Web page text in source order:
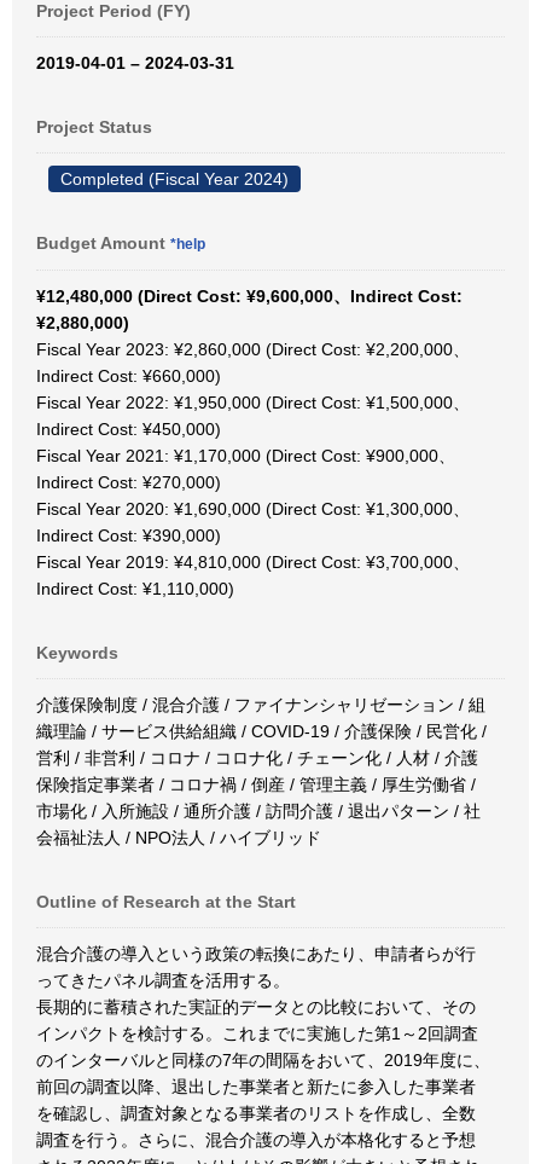
Project Period (FY)
2019-04-01 – 2024-03-31
Project Status
Completed (Fiscal Year 2024)
Budget Amount *help
¥12,480,000 (Direct Cost: ¥9,600,000、Indirect Cost:
¥2,880,000)
Fiscal Year 2023: ¥2,860,000 (Direct Cost: ¥2,200,000、
Indirect Cost: ¥660,000)
Fiscal Year 2022: ¥1,950,000 (Direct Cost: ¥1,500,000、
Indirect Cost: ¥450,000)
Fiscal Year 2021: ¥1,170,000 (Direct Cost: ¥900,000、
Indirect Cost: ¥270,000)
Fiscal Year 2020: ¥1,690,000 (Direct Cost: ¥1,300,000、
Indirect Cost: ¥390,000)
Fiscal Year 2019: ¥4,810,000 (Direct Cost: ¥3,700,000、
Indirect Cost: ¥1,110,000)
Keywords
介護保険制度 / 混合介護 / ファイナンシャリゼーション / 組
織理論 / サービス供給組織 / COVID-19 / 介護保険 / 民営化 /
営利 / 非営利 / コロナ / コロナ化 / チェーン化 / 人材 / 介護
保険指定事業者 / コロナ禍 / 倒産 / 管理主義 / 厚生労働省 /
市場化 / 入所施設 / 通所介護 / 訪問介護 / 退出パターン / 社
会福祉法人 / NPO法人 / ハイブリッド
Outline of Research at the Start
混合介護の導入という政策の転換にあたり、申請者らが行
ってきたパネル調査を活用する。
長期的に蓄積された実証的データとの比較において、その
インパクトを検討する。これまでに実施した第1～2回調査
のインターバルと同様の7年の間隔をおいて、2019年度に、
前回の調査以降、退出した事業者と新たに参入した事業者
を確認し、調査対象となる事業者のリストを作成し、全数
調査を行う。さらに、混合介護の導入が本格化すると予想